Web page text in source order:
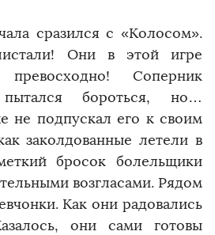
сразился с «Колосом».
Они в этой игре
Соперник
пытался бороться, но…
не подпускал его к своим
заколдованные летели в
бросок болельщики
возгласами. Рядом
Как они радовались
они сами готовы